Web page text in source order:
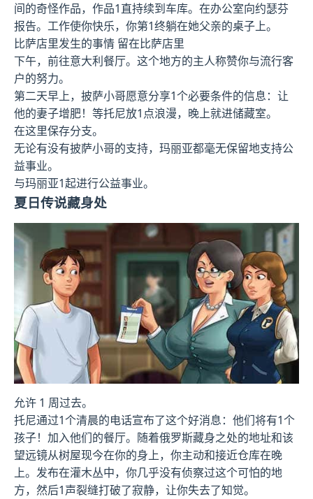
间的奇怪作品，作品1直持续到车库。在办公室向约瑟芬
报告。工作使你快乐，你第1终躺在她父亲的桌子上。
比萨店里发生的事情 留在比萨店里
下午，前往意大利餐厅。这个地方的主人称赞你与流行客
户的努力。
第二天早上，披萨小哥愿意分享1个必要条件的信息：让
他的妻子增肥！等托尼放1点浪漫，晚上就进储藏室。
在这里保存分支。
无论有没有披萨小哥的支持，玛丽亚都毫无保留地支持公
益事业。
与玛丽亚1起进行公益事业。
夏日传说藏身处
允许 1 周过去。
托尼通过1个清晨的电话宣布了这个好消息：他们将有1个
孩子！加入他们的餐厅。随着俄罗斯藏身之处的地址和该
望远镜从树屋现今在你的身上，你主动和接近仓库在晚
上。发布在灌木丛中，你几乎没有侦察过这个可怕的地
方，然后1声裂缝打破了寂静，让你失去了知觉。